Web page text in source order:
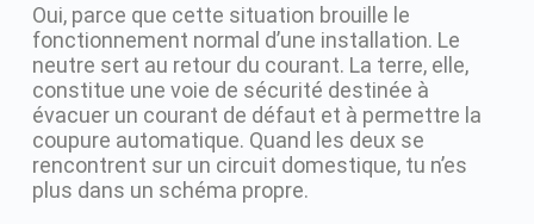
Oui, parce que cette situation brouille le
fonctionnement normal d’une installation. Le
neutre sert au retour du courant. La terre, elle,
constitue une voie de sécurité destinée à
évacuer un courant de défaut et à permettre la
coupure automatique. Quand les deux se
rencontrent sur un circuit domestique, tu n’es
plus dans un schéma propre.